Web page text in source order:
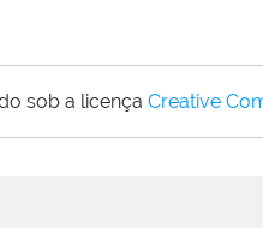
sob a licença Creative